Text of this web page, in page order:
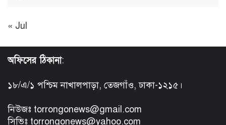
« Jul
অফিসের ঠিকানা:
১৮/এ/১ পশ্চিম নাখালপাড়া, তেজগাঁও, ঢাকা-১২১৫।
নিউজঃ torrongonews@gmail.com
সিভিঃ torrongonews@yahoo.com